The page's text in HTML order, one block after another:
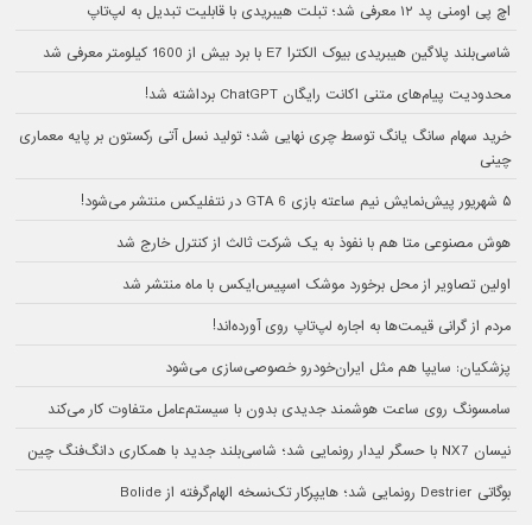
اچ پی اومنی پد ۱۲ معرفی شد؛ تبلت هیبریدی با قابلیت تبدیل به لپ‌تاپ
شاسی‌بلند پلاگین هیبریدی بیوک الکترا E7 با برد بیش از 1600 کیلومتر معرفی شد
محدودیت پیام‌های متنی اکانت رایگان ChatGPT برداشته شد!
خرید سهام سانگ‌ یانگ توسط چری نهایی شد؛ تولید نسل آتی رکستون بر پایه معماری
چینی
۵ شهریور پیش‌نمایش نیم ساعته بازی GTA 6 در نتفلیکس منتشر می‌شود!
هوش مصنوعی متا هم با نفوذ به یک شرکت ثالث از کنترل خارج شد
اولین تصاویر از محل برخورد موشک اسپیس‌ایکس با ماه منتشر شد
مردم از گرانی قیمت‌ها به اجاره لپ‌تاپ روی آورده‌اند!
پزشکیان: سایپا هم مثل ایران‌خودرو خصوصی‌سازی می‌شود
سامسونگ روی ساعت هوشمند جدیدی بدون با سیستم‌عامل متفاوت کار می‌کند
نیسان NX7 با حسگر لیدار رونمایی شد؛ شاسی‌بلند جدید با همکاری دانگ‌فنگ چین
بوگاتی Destrier رونمایی شد؛ هایپرکار تک‌نسخه الهام‌گرفته از Bolide